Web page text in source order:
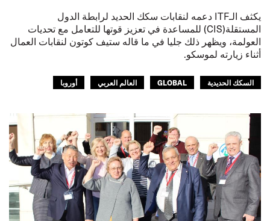
يكثف الـITF دعمه لنقابات سكك الحديد لرابطة الدول
المستقلة(CIS) للمساعدة في تعزيز قوتها للتعامل مع تحديات
العولمة، ويظهر ذلك جليا في ما قاله ستيف كوتون لنقابات العمال
أثناء زيارته لموسكو.
السكك الحديدية GLOBAL العالم العربي أوروبا